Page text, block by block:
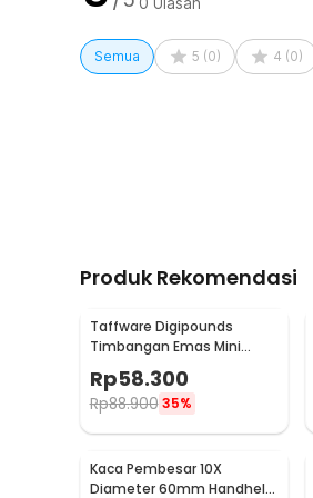
Semua 5 (0) 4 (0)
Produk Rekomendasi
Taffware Digipounds
Timbangan Emas Mini
Digital Multifungsi 500g
0.1g - EK518
Rp58.300
Rp88.900 35%
Kaca Pembesar 10X
Diameter 60mm Handheld